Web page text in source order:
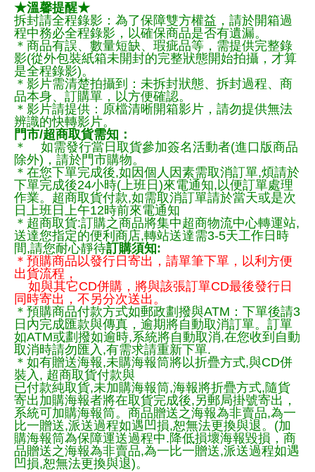
★溫馨提醒★
拆封請全程錄影：為了保障雙方權益，請於開箱過
程中務必全程錄影，以確保商品是否有遺漏。
＊商品有誤、數量短缺、瑕疵品等，需提供完整錄
影(從外包裝紙箱未開封的完整狀態開始拍攝，才算
是全程錄影)。
＊影片需清楚拍攝到：未拆封狀態、拆封過程、商
品本身、訂購單，以方便確認。
＊影片請提供：原檔清晰開箱影片，請勿提供無法
辨識的快轉影片。
門市/超商取貨需知：
＊ 如需發行當日取貨參加簽名活動者(進口版商品
除外)，請於門市購物。
＊在您下單完成後,如因個人因素需取消訂單,煩請於
下單完成後24小時(上班日)來電通知,以便訂單處理
作業。超商取貨付款,如需取消訂單請於當天或是次
日上班日上午12時前來電通知
＊超商取貨:訂購之商品將集中超商物流中心轉運站,
送達您指定的便利商店,轉站送達需3-5天工作日時
間,請您耐心靜待訂購須知:
＊預購商品以發行日寄出，請單筆下單，以利方便
出貨流程，
如與其它CD併購，將與該張訂單CD最後發行日
同時寄出，不另分次送出。
＊預購商品付款方式如郵政劃撥與ATM：下單後請3
日內完成匯款與傳真，逾期將自動取消訂單。訂單
如ATM或劃撥如逾時,系統將自動取消,在您收到自動
取消時請勿匯入,有需求請重新下單.
＊如有贈送海報,未購海報筒將以折疊方式,與CD併
裝入, 超商取貨付款與
已付款純取貨,未加購海報筒,海報將折疊方式,隨貨
寄出加購海報者將在取貨完成後,另郵局掛號寄出，
系統可加購海報筒。商品贈送之海報為非賣品,為一
比一贈送,派送過程如遇凹損,恕無法更換與退。(加
購海報筒為保障運送過程中.降低損壞海報毀損，商
品贈送之海報為非賣品,為一比一贈送,派送過程如遇
凹損,恕無法更換與退)。